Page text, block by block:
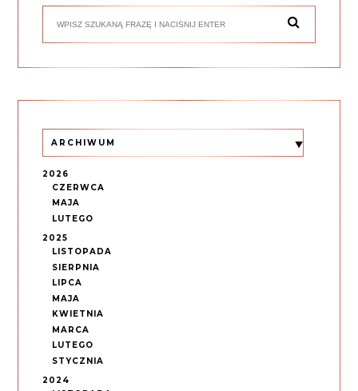
ARCHIWUM
2026
CZERWCA
MAJA
LUTEGO
2025
LISTOPADA
SIERPNIA
LIPCA
MAJA
KWIETNIA
MARCA
LUTEGO
STYCZNIA
2024